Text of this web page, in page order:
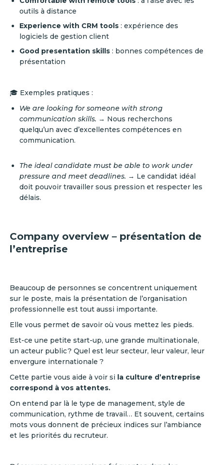
outils à distance
Experience with CRM tools : expérience des
logiciels de gestion client
Good presentation skills : bonnes compétences de
présentation
🎓 Exemples pratiques :
We are looking for someone with strong
communication skills. → Nous recherchons
quelqu’un avec d’excellentes compétences en
communication.
The ideal candidate must be able to work under
pressure and meet deadlines. → Le candidat idéal
doit pouvoir travailler sous pression et respecter les
délais.
Company overview – présentation de
l’entreprise
Beaucoup de personnes se concentrent uniquement
sur le poste, mais la présentation de l’organisation
professionnelle est tout aussi importante.
Elle vous permet de savoir où vous mettez les pieds.
Est-ce une petite start-up, une grande multinationale,
un acteur public ? Quel est leur secteur, leur valeur, leur
envergure internationale ?
Cette partie vous aide à voir si la culture d’entreprise
correspond à vos attentes.
On entend par là le type de management, style de
communication, rythme de travail… Et souvent, certains
mots vous donnent de précieux indices sur l’ambiance
et les priorités du recruteur.